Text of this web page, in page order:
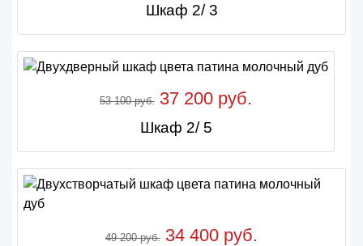
Шкаф 2/ 3
53 100 руб. 37 200 руб.
Шкаф 2/ 5
49 200 руб. 34 400 руб.